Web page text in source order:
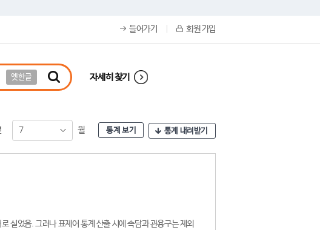
들어가기 회원 가입
옛한글 자세히 찾기
7 월 통계 보기 통계 내려받기
실었음. 그러나 표제어 통계 산출 시에 속담과 관용구는 제외